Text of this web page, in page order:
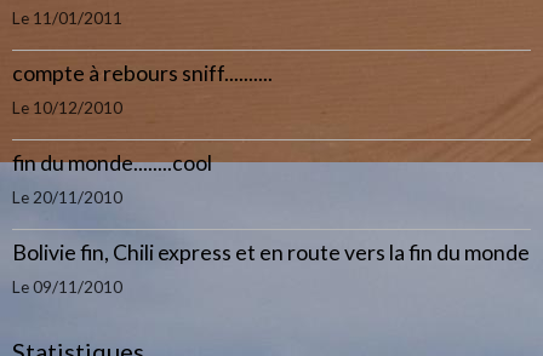
Le 11/01/2011
compte à rebours sniff..........
Le 10/12/2010
fin du monde........cool
Le 20/11/2010
Bolivie fin, Chili express et en route vers la fin du monde
Le 09/11/2010